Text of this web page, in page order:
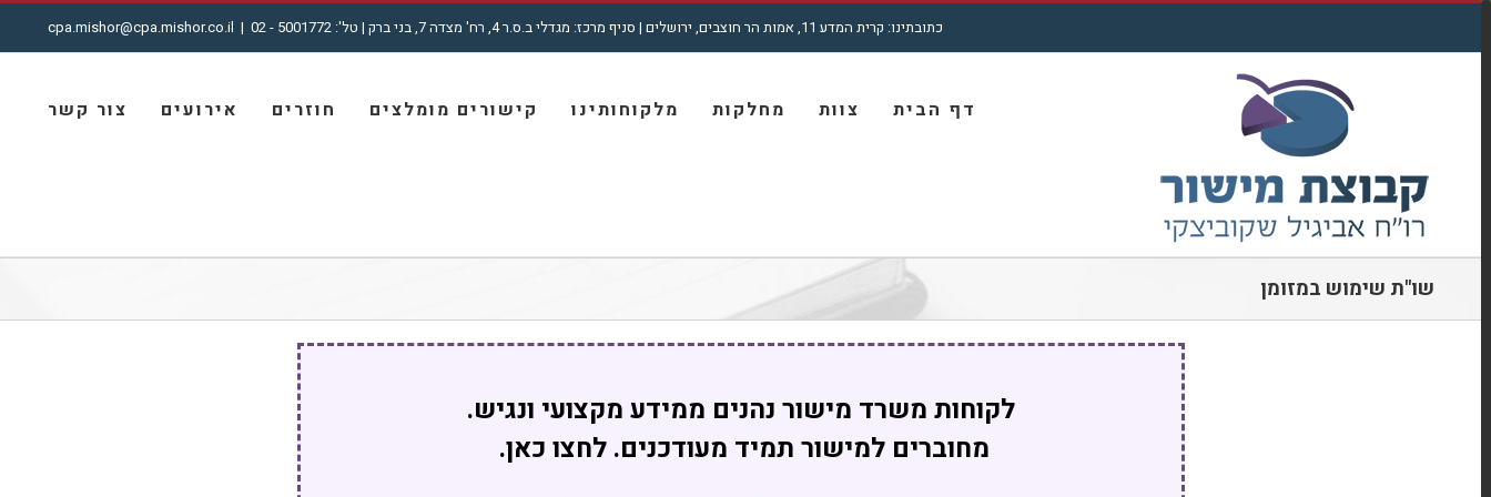
דלג
כתובתינו: קרית המדע 11, אמות הר חוצבים, ירושלים | סניף מרכז: מגדלי ב.ס.ר 4, רח' מצדה 7, בני ברק | טל': 5001772 - 02 |
cpa.mishor@cpa.mishor.co.il
חיפוש...
דף הבית צוות מחלקות מלקוחותינו קישורים מומלצים חוזרים אירועים צור קשר
שו"ת שימוש במזומן
לקוחות משרד מישור נהנים ממידע מקצועי ונגיש.
מחוברים למישור תמיד מעודכנים. לחצו כאן.